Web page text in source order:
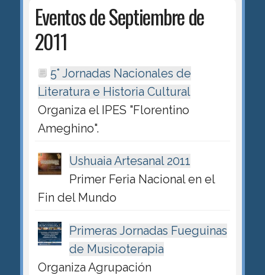
Eventos de Septiembre de
2011
5° Jornadas Nacionales de
Literatura e Historia Cultural
Organiza el IPES "Florentino
Ameghino".
Ushuaia Artesanal 2011
Primer Feria Nacional en el
Fin del Mundo
Primeras Jornadas Fueguinas
de Musicoterapia
Organiza Agrupación